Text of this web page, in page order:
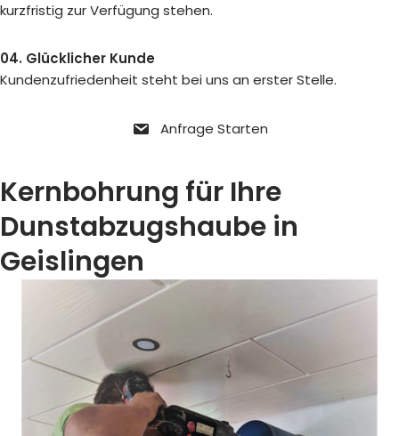
kurzfristig zur Verfügung stehen.
04. Glücklicher Kunde
Kundenzufriedenheit steht bei uns an erster Stelle.
Anfrage Starten
Kernbohrung für Ihre
Dunstabzugshaube in
Geislingen